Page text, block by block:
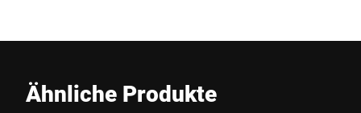
E-Mail *
Ähnliche Produkte